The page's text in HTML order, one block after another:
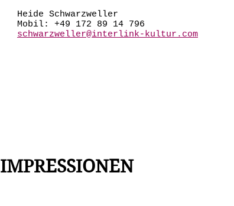
Heide Schwarzweller
Mobil: +49 172 89 14 796
schwarzweller@interlink-kultur.com
IMPRESSIONEN